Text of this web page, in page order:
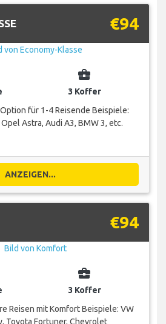
€94
business_center
3 Koffer
für 1-4 Reisende Beispiele:
Astra, Audi A3, BMW 3, etc.
ANZEIGEN...
€94
business_center
3 Koffer
Reisen mit Komfort Beispiele: VW
Toyota Fortuner, Chevrolet